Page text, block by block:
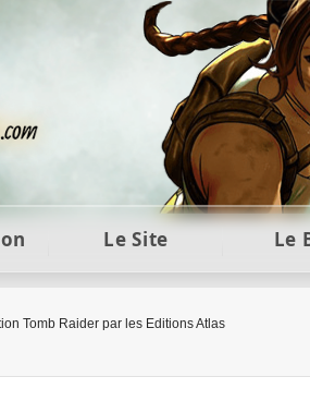
Tomb Raider : statues,
Le Site Le
Tomb Raider par les Editions Atlas